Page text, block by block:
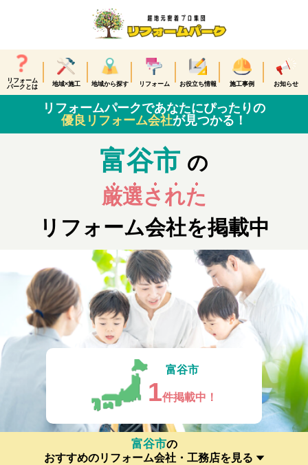
リフォーム
パークとは
地域×施工 地域から探す リフォーム お役立ち情報 施工事例 お知らせ
リフォームパークであなたにぴったりの
優良リフォーム会社が見つかる！
富谷市 の
厳選された
リフォーム会社を掲載中
富谷市
1件掲載中！
富谷市の
おすすめのリフォーム会社・工務店を見る